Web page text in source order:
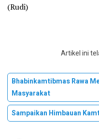
(Rudi)
Artikel ini
Bhabinkamtibmas Rawa
Masyarakat
Sampaikan Himbauan